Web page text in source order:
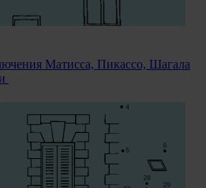
Матисса, Пикассо, Шагала